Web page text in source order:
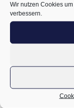
Wir nutzen Cookies
verbessern.
Zur Verbesserung
Bilder und Daten
während die neue
Fahrers beurteilt.
The Power
Die neuen
geringeren
Schaltstrategie des